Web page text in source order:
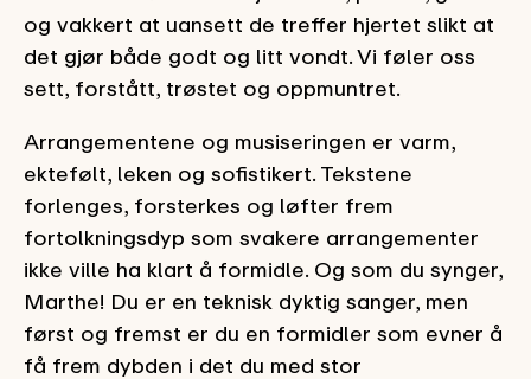
og vakkert at uansett de treffer hjertet slikt at
det gjør både godt og litt vondt. Vi føler oss
sett, forstått, trøstet og oppmuntret.
Arrangementene og musiseringen er varm,
ektefølt, leken og sofistikert. Tekstene
forlenges, forsterkes og løfter frem
fortolkningsdyp som svakere arrangementer
ikke ville ha klart å formidle. Og som du synger,
Marthe! Du er en teknisk dyktig sanger, men
først og fremst er du en formidler som evner å
få frem dybden i det du med stor